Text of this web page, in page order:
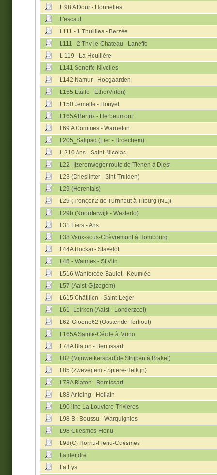
L 98 A Dour - Honnelles
L'escaut
L111 - 1 Thuillies - Berzée
L111 - 2 Thy-le-Chateau - Laneffe
L 119 - La Houillère
L141 Seneffe-Nivelles
L142 Namur - Hoegaarden
L155 Etalle - Ethe(Virton)
L150 Jemelle - Houyet
L165A Bertrix - Herbeumont
L69 A Comines - Warneton
L205_Safipad (Lier - Broechem)
L 210 Ans - Saint-Nicolas
L22_Ijzerenwegenroute de Tienen à Diest
L23 (Drieslinter - Sint-Truiden)
L29 (Herentals)
L29 (Tronçon2 de Turnhout à Tilburg (NL))
L29b (Noorderwijk - Westerlo)
L31 Liers - Ans
L38 Vaux-sous-Chèvremont à Hombourg
L44A Hockai - Stavelot
L48 - Waimes - St.Vith
L516 Wanfercée-Baulet - Keumiée
L57 (Aalst-Gijzegem)
L615 Châtillon - Saint-Léger
L61_Leirken (Aalst - Londerzeel)
L62-Groene62 (Oostende-Torhout)
L165A Sainte-Cécile à Muno
L78A Blaton - Bernissart
L82 (Mijnwerkerspad de Strijpen à Brakel)
L85 (Zwevegem - Spiere-Helkijn)
L78A Blaton - Bernissart
L88 Antoing - Hollain
L90 line La Louviere-Trivieres
L98 B : Boussu - Warquignies
L98 Cuesmes-Flenu
L98(C) Hornu-Flenu-Cuesmes
La dendre
La Lys